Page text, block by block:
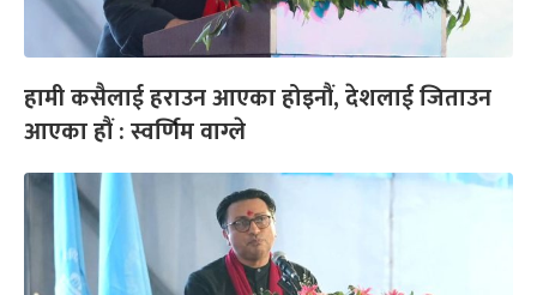
हामी कसैलाई हराउन आएका होइनौं, देशलाई जिताउन
आएका हौं : स्वर्णिम वाग्ले